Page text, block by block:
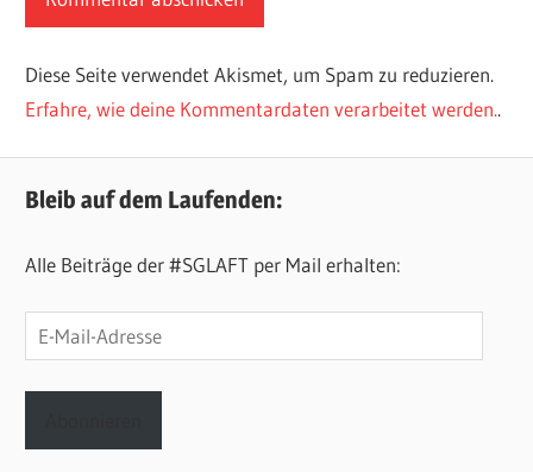
Diese Seite verwendet Akismet, um Spam zu reduzieren.
Erfahre, wie deine Kommentardaten verarbeitet werden..
Bleib auf dem Laufenden:
Alle Beiträge der #SGLAFT per Mail erhalten:
E-
Mail-
Adresse